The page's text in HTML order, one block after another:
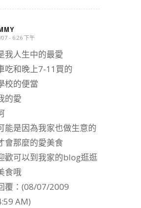
- 6:26 下午
我人生中的最愛
吃和晚上7-11買的
校的便當
的愛
能是因為我家也做生意的
會那麼的愛美食
歡可以到我家的blog逛逛
食哦
覆：(08/07/2009
AM)